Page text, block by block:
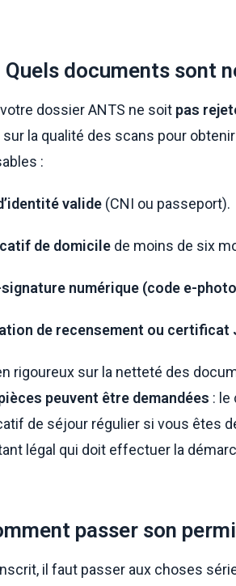
Quels documents sont
dossier ANTS ne soit pas
la qualité des scans pour
:
valide (CNI ou passeport).
de domicile de moins de six
numérique (code e-
de recensement ou certificat
rigoureux sur la netteté des
peuvent être demandées : le
de séjour régulier si vous êtes
légal qui doit effectuer la
passer son
il faut passer aux choses